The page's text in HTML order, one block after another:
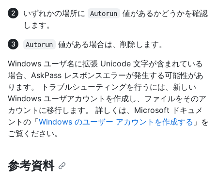
いずれかの場所に Autorun
値があるかどうかを確認
します。
Autorun
値がある場合は、削除します。
Windows ユーザ名に拡張 Unicode 文字が含まれている
場合、AskPass レスポンスエラーが発生する可能性があ
ります。 トラブルシューティングを行うには、新しい
Windows ユーザアカウントを作成し、ファイルをそのア
カウントに移行します。 詳しくは、Microsoft ドキュメ
ントの「Windows のユーザー アカウントを作成する 」を
ご覧ください。
参考資料